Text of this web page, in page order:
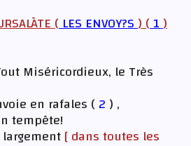
(LES ENVOY?S) (1)
Miséricordieux, le Très
en rafales ( 2 ) ,
tempête!
[ dans toutes les